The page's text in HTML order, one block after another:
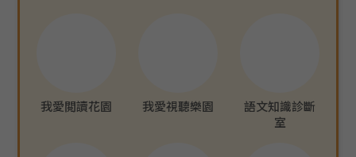
我愛閲讀花園 我愛視聽樂園
語文知識診斷
室